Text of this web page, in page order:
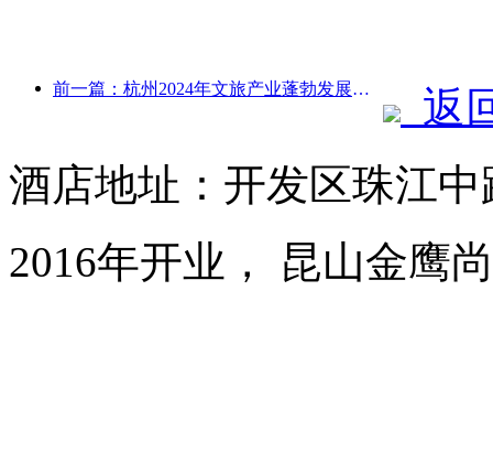
前一篇：杭州2024年文旅产业蓬勃发展：文化增加值超3400亿，入境游客倍增
返
酒店地址：开发区珠江
2016年开业， 昆山金